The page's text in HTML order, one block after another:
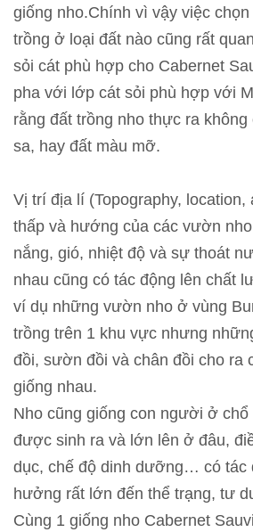
giống nho.Chính vì vậy việc
trồng ở loại đất nào cũng rất
sỏi cát phù hợp cho Cabernet
pha với lớp cát sỏi phù hợp với
rằng đất trồng nho thực ra không
sa, hay đất màu mỡ.
Vị trí địa lí (Topography, location,
thấp và hướng của các vườn
nắng, gió, nhiệt độ và sự thoát
nhau cũng có tác động lên chất
ví dụ những vườn nho ở vùng
trồng trên 1 khu vực nhưng
đồi, sườn đồi và chân đồi cho ra
giống nhau.
Nho cũng giống con người ở
được sinh ra và lớn lên ở đâu,
dục, chế độ dinh dưỡng… có tác
hưởng rất lớn đến thể trạng, tư
Cùng 1 giống nho Cabernet